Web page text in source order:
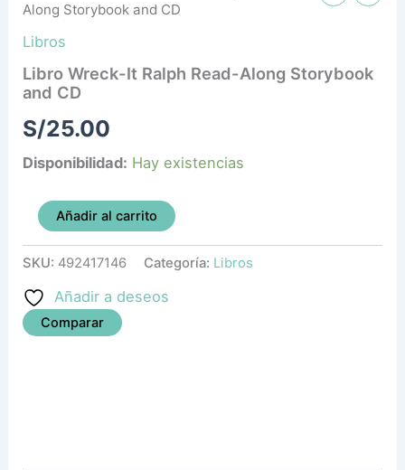
Along Storybook and CD
Libros
Libro Wreck-It Ralph Read-Along Storybook
and CD
S/25.00
Disponibilidad: Hay existencias
Añadir al carrito
SKU: 492417146 Categoría: Libros
Añadir a deseos
Comparar